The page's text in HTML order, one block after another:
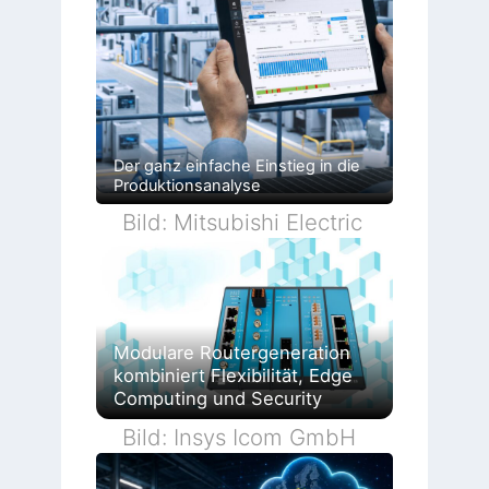
Der ganz einfache Einstieg in die
Produktionsanalyse
Bild: Mitsubishi Electric
Modulare Routergeneration
kombiniert Flexibilität, Edge
Computing und Security
Bild: Insys Icom GmbH